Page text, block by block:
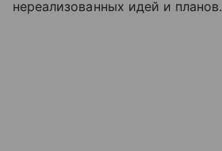
нереализованных идей и планов.